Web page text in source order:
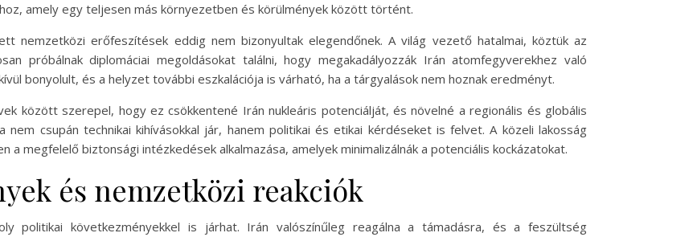
amely egy teljesen más környezetben és körülmények között történt.
nemzetközi erőfeszítések eddig nem bizonyultak elegendőnek. A világ vezető hatalmai, köztük az
próbálnak diplomáciai megoldásokat találni, hogy megakadályozzák Irán atomfegyverekhez való
bonyolult, és a helyzet további eszkalációja is várható, ha a tárgyalások nem hoznak eredményt.
között szerepel, hogy ez csökkentené Irán nukleáris potenciálját, és növelné a regionális és globális
csupán technikai kihívásokkal jár, hanem politikai és etikai kérdéseket is felvet. A közeli lakosság
megfelelő biztonsági intézkedések alkalmazása, amelyek minimalizálnák a potenciális kockázatokat.
és nemzetközi reakciók
politikai következményekkel is járhat. Irán valószínűleg reagálna a támadásra, és a feszültség